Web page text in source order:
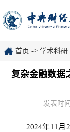
首页 -> 学术科研
复杂金融数据
发表时
2024年11月